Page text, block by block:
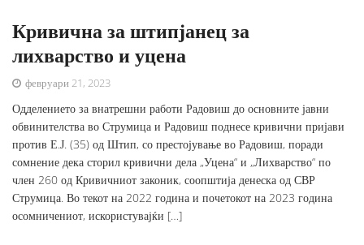
Кривична за штипјанец за
лихварство и уцена
февруари 21, 2023
Одделението за внатрешни работи Радовиш до основните јавни
обвинителства во Струмица и Радовиш поднесе кривични пријави
против Е.Ј. (35) од Штип, со престојување во Радовиш, поради
сомнение дека сторил кривични дела „Уцена“ и „Лихварство“ по
член 260 од Кривичниот законик, соопштија денеска од СВР
Струмица. Во текот на 2022 година и почетокот на 2023 година
осомничениот, искористувајќи […]